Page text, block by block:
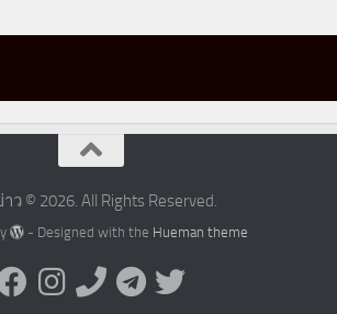
ว © 2026. All Rights Reserved.
- Designed with the Hueman theme